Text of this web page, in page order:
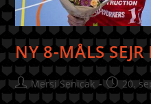
NY 8-MÅLS
Mersi Senicak 20.